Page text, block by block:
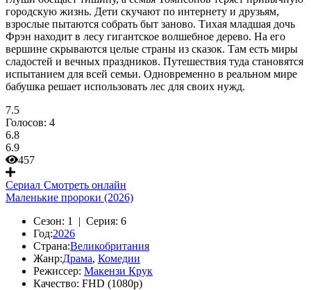
городскую жизнь. Дети скучают по интернету и друзьям,
взрослые пытаются собрать быт заново. Тихая младшая дочь
Фрэн находит в лесу гигантское волшебное дерево. На его
вершине скрываются целые страны из сказок. Там есть миры
сладостей и вечных праздников. Путешествия туда становятся
испытанием для всей семьи. Одновременно в реальном мире
бабушка решает использовать лес для своих нужд.
7.5
Голосов: 4
6.8
6.9
457
Сериал Смотреть онлайн
Маленькие пророки (2026)
Сезон: 1 | Серия: 6
Год:2026
Страна:Великобритания
Жанр:Драма, Комедии
Режиссер: Макензи Крук
Качество: FHD (1080p)